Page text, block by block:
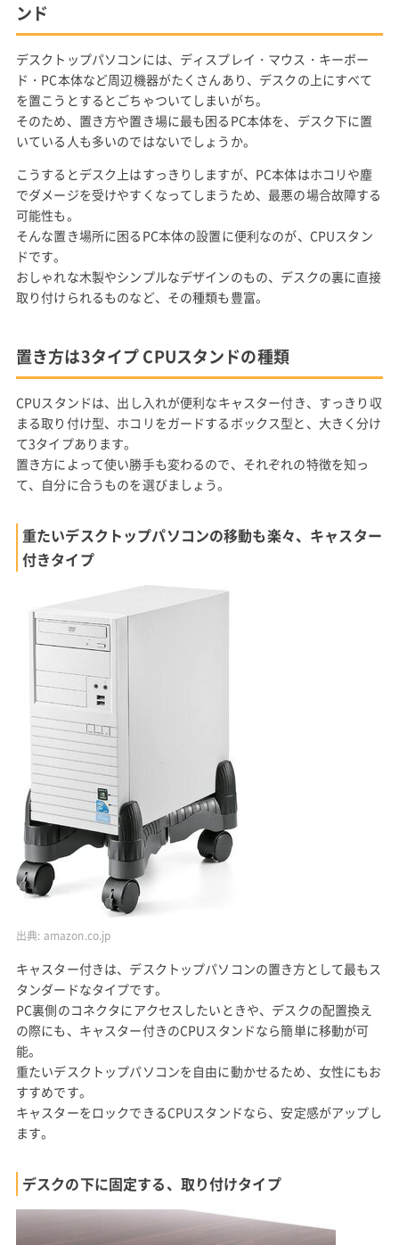
ンド
デスクトップパソコンには、ディスプレイ・マウス・キーボー
ド・PC本体など周辺機器がたくさんあり、デスクの上にすべて
を置こうとするとごちゃついてしまいがち。
そのため、置き方や置き場に最も困るPC本体を、デスク下に置
いている人も多いのではないでしょうか。
こうするとデスク上はすっきりしますが、PC本体はホコリや塵
でダメージを受けやすくなってしまうため、最悪の場合故障する
可能性も。
そんな置き場所に困るPC本体の設置に便利なのが、CPUスタン
ドです。
おしゃれな木製やシンプルなデザインのもの、デスクの裏に直接
取り付けられるものなど、その種類も豊富。
置き方は3タイプ CPUスタンドの種類
CPUスタンドは、出し入れが便利なキャスター付き、すっきり収
まる取り付け型、ホコリをガードするボックス型と、大きく分け
て3タイプあります。
置き方によって使い勝手も変わるので、それぞれの特徴を知っ
て、自分に合うものを選びましょう。
重たいデスクトップパソコンの移動も楽々、キャスター
付きタイプ
出典: amazon.co.jp
キャスター付きは、デスクトップパソコンの置き方として最もス
タンダードなタイプです。
PC裏側のコネクタにアクセスしたいときや、デスクの配置換え
の際にも、キャスター付きのCPUスタンドなら簡単に移動が可
能。
重たいデスクトップパソコンを自由に動かせるため、女性にもお
すすめです。
キャスターをロックできるCPUスタンドなら、安定感がアップし
ます。
デスクの下に固定する、取り付けタイプ